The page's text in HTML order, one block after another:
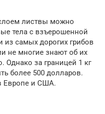
листвы можно
тела с взъерошенной
из самых дорогих грибов
не многие знают об их
Однако за границей 1 кг
более 500 долларов.
Европе и США.